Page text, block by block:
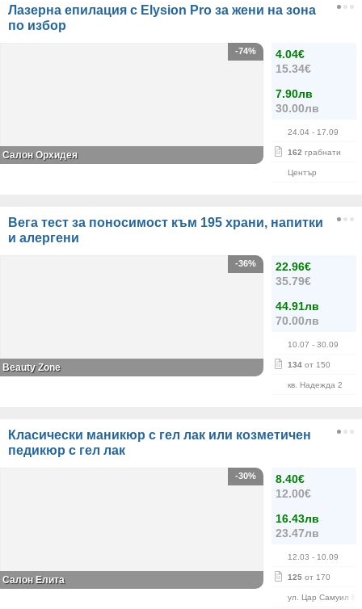
Лазерна епилация с Elysion Pro за жени на зона
по избор
4.04€
15.34€
7.90лв
30.00лв
24.04 - 17.09
162 грабнати
Център
-74%
Салон Орхидея
Вега тест за поносимост към 195 храни, напитки
и алергени
22.96€
35.79€
44.91лв
70.00лв
10.07 - 30.09
134 от 150
кв. Надежда 2
-36%
Beauty Zone
Класически маникюр с гел лак или козметичен
педикюр с гел лак
8.40€
12.00€
16.43лв
23.47лв
12.03 - 10.09
125 от 170
ул. Цар Самуил 84
-30%
Салон Елита